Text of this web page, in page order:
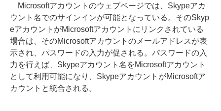
Microsoftアカウントのウェブページでは、Skypeアカ
ウント名でのサインインが可能となっている。そのSkyp
eアカウントがMicrosoftアカウントにリンクされている
場合は、そのMicrosoftアカウントのメールアドレスが表
示され、パスワードの入力が促される。パスワードの入
力を行えば、Skypeアカウント名をMicrosoftアカウント
として利用可能になり、SkypeアカウントがMicrosoftア
カウントと統合される。